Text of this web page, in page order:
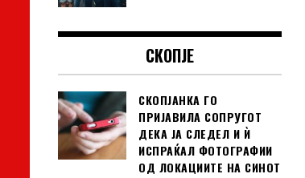
СКОПЈЕ
СКОПЈАНКА ГО
ПРИЈАВИЛА СОПРУГОТ
ДЕКА ЈА СЛЕДЕЛ И Ѝ
ИСПРАЌАЛ ФОТОГРАФИИ
ОД ЛОКАЦИИТЕ НА СИНОТ